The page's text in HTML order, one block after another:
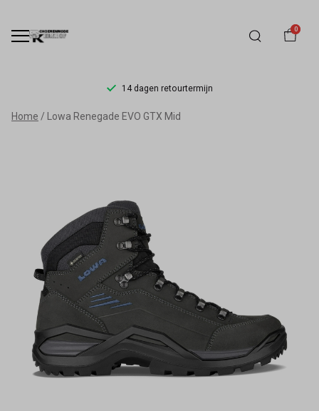
0
14 dagen retourtermijn
Lowa
Mid
Schoenmode
Kerkhof
Home Lowa Renegade EVO GTX Mid